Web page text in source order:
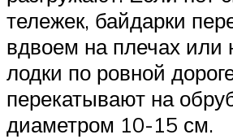
тележек, байдарки
вдвоем на плечах или
лодки по ровной
перекатывают на
диаметром 10-15 см.